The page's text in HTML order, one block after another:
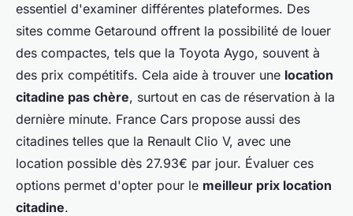
essentiel d'examiner différentes plateformes. Des
sites comme Getaround offrent la possibilité de louer
des compactes, tels que la Toyota Aygo, souvent à
des prix compétitifs. Cela aide à trouver une location
citadine pas chère, surtout en cas de réservation à la
dernière minute. France Cars propose aussi des
citadines telles que la Renault Clio V, avec une
location possible dès 27.93€ par jour. Évaluer ces
options permet d'opter pour le meilleur prix location
citadine.